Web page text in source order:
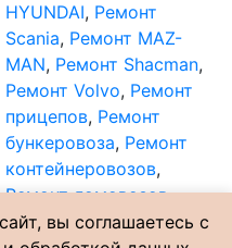
HYUNDAI, Ремонт
Scania, Ремонт MAZ-
MAN, Ремонт Shacman,
Ремонт Volvo, Ремонт
прицепов, Ремонт
бункеровоза, Ремонт
контейнеровозов,
Ремонт ломовозов,
Ремонт мультилифта.
вы соглашаетесь с